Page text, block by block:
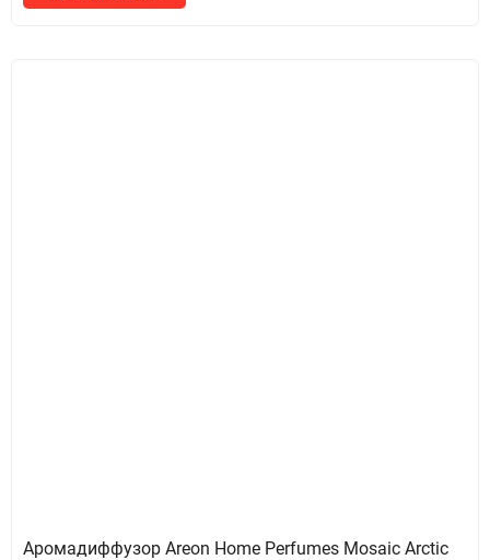
Аромадиффузор Areon Home Perfumes Mosaic Arctic